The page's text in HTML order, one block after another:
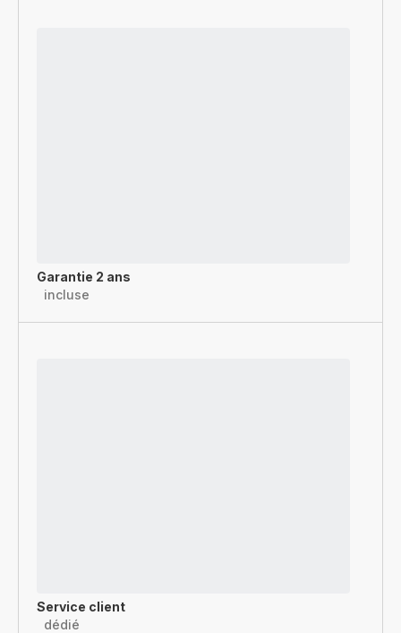
Garantie 2 ans
incluse
Service client
dédié